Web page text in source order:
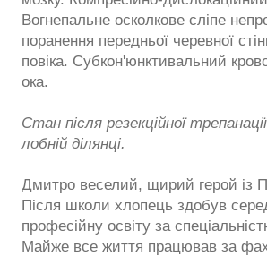
Вогнепальне осколкове сліпе
поранення передньої черевної
повіка. Субкон'юнктивальний
ока.
Стан після резекційної
лобній ділянці.
Дмитро веселий, щирий герой із
Після школи хлопець здобув
професійну освіту за
Майже все життя працював за